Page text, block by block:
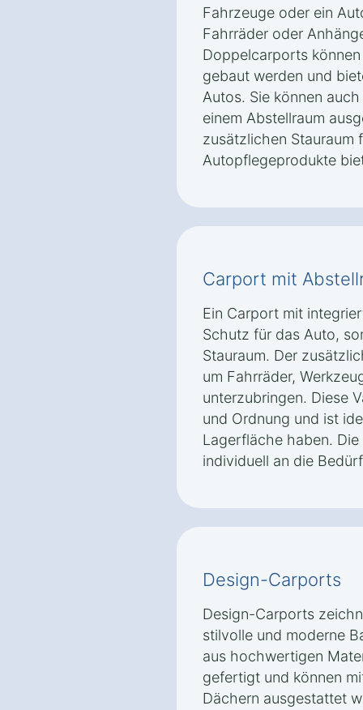
Fahrzeuge oder ein
Fahrräder oder
Doppelcarports
gebaut werden und
Autos. Sie können
einem Abstellraum
zusätzlichen Stauraum
Autopflegeprodukte
Carport mit
Ein Carport mit
Schutz für das Auto,
Stauraum. Der
um Fahrräder,
unterzubringen. Diese
und Ordnung und ist
Lagerfläche haben.
individuell an die
Design-Carports
Design-Carports
stilvolle und moderne
aus hochwertigen
gefertigt und können
Dächern ausgestattet